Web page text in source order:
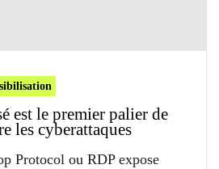
est le premier palier de
les cyberattaques
Protocol ou RDP expose